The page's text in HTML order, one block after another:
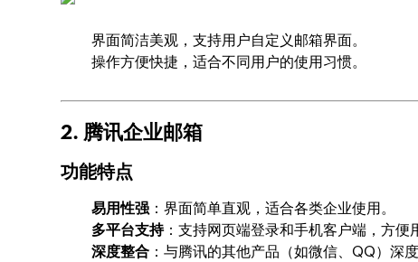
界面简洁美观，支持用户自定义邮箱界面。
操作方便快捷，适合不同用户的使用习惯。
2. 腾讯企业邮箱
功能特点
易用性强 ：界面简单直观，适合各类企业使用。
多平台支持：支持网页端登录和手机客户端，方便
深度整合 ：与腾讯的其他产品（如微信、QQ）深